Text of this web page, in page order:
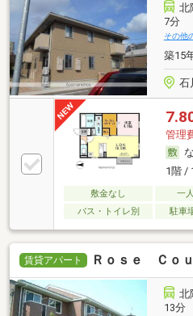
北
7分
その他
築15
石
管理
1階 /
敷金なし 一
バス・トイレ別
駐車
賃貸アパート Ｒｏｓｅ Ｃｏｕ
北
13分